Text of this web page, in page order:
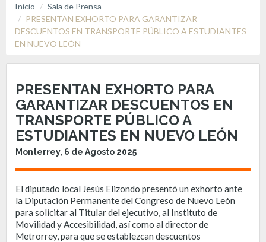
Inicio
Sala de Prensa
PRESENTAN EXHORTO PARA GARANTIZAR
DESCUENTOS EN TRANSPORTE PÚBLICO A ESTUDIANTES
EN NUEVO LEÓN
PRESENTAN EXHORTO PARA
GARANTIZAR DESCUENTOS EN
TRANSPORTE PÚBLICO A
ESTUDIANTES EN NUEVO LEÓN
Monterrey, 6 de Agosto 2025
El diputado local Jesús Elizondo presentó un exhorto ante
la Diputación Permanente del Congreso de Nuevo León
para solicitar al Titular del ejecutivo, al Instituto de
Movilidad y Accesibilidad, así como al director de
Metrorrey, para que se establezcan descuentos